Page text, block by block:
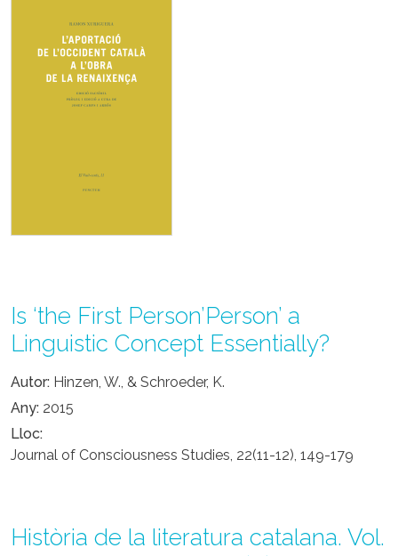
Is ‘the First Person’Person’ a
Linguistic Concept Essentially?
Autor Hinzen, W., & Schroeder, K.
Any 2015
Lloc
Journal of Consciousness Studies, 22(11-12), 149-179
Història de la literatura catalana. Vol.